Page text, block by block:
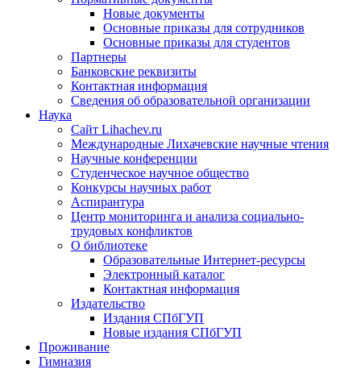
Новые документы
Основные приказы для сотрудников
Основные приказы для студентов
Партнеры
Банковские реквизиты
Контактная информация
Сведения об образовательной организации
Наука
Сайт Lihachev.ru
Международные Лихачевские научные чтения
Научные конференции
Студенческое научное общество
Конкурсы научных работ
Аспирантура
Центр мониторинга и анализа социально-
трудовых конфликтов
О библиотеке
Образовательные Интернет-ресурсы
Электронный каталог
Контактная информация
Издательство
Издания СПбГУП
Новые издания СПбГУП
Проживание
Гимназия